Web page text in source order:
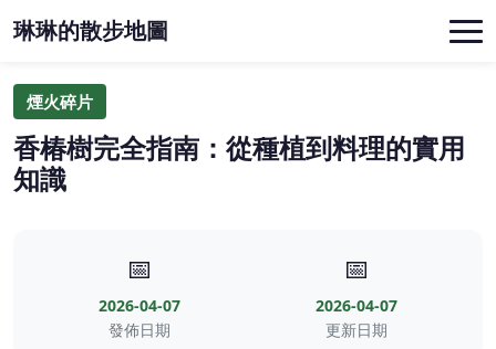
琳琳的散步地圖
煙火碎片
香椿樹完全指南：從種植到料理的實用
知識
📅
2026-04-07
發佈日期
📅
2026-04-07
更新日期